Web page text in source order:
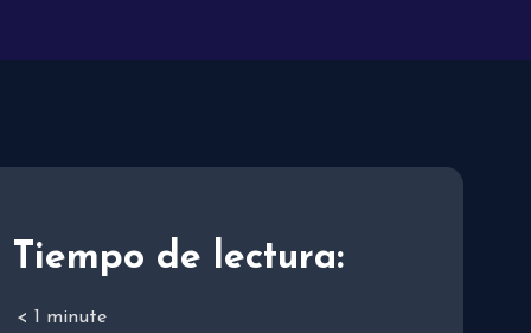
Tiempo de lectura:
< 1 minute